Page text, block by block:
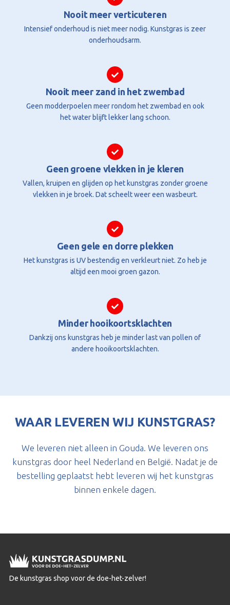
Nooit meer verticuteren
Intensief onderhoud is niet meer nodig. Kunstgras is zeer
onderhoudsarm.
Nooit meer zand in het zwembad
Geen modderpoelen meer rondom het zwembad en ook
het water blijft lekker lang schoon.
Geen groene vlekken in je kleren
Vallen, kruipen en glijden op het kunstgras zonder groene
vlekken in je broek. Dat scheelt weer een wasbeurt.
Geen gele en dorre plekken
Het kunstgras is UV bestendig en verkleurt niet. Zo heb je
altijd een mooi groen gazon.
Minder hooikoortsklachten
Dankzij ons kunstgras heb je minder last van pollen of
andere hooikoortsklachten.
WAAR LEVEREN WIJ KUNSTGRAS?
We leveren niet alleen in Gouda. We leveren ons
kunstgras door heel Nederland en België. Nadat je de
bestelling geplaatst hebt leveren wij het kunstgras
binnen enkele dagen.
De kunstgras shop voor de doe-het-zelver!